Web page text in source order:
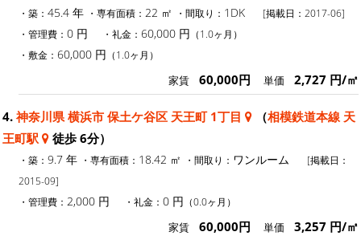
・築： 45.4 年 ・専有面積： 22 ㎡ ・間取り： 1DK
[掲載日：2017-06]
・管理費： 0 円 ・礼金： 60,000 円 （1.0ヶ月）
・敷金： 60,000 円 （1.0ヶ月）
家賃 60,000円 単価 2,727 円/㎡
4. 神奈川県 横浜市 保土ケ谷区 天王町 1丁目 （相模鉄道本線 天
王町駅
徒歩 6分）
・築： 9.7 年 ・専有面積： 18.42 ㎡ ・間取り： ワンルーム
[掲載日：
2015-09]
・管理費： 2,000 円 ・礼金： 0 円 （0.0ヶ月）
家賃 60,000円 単価 3,257 円/㎡